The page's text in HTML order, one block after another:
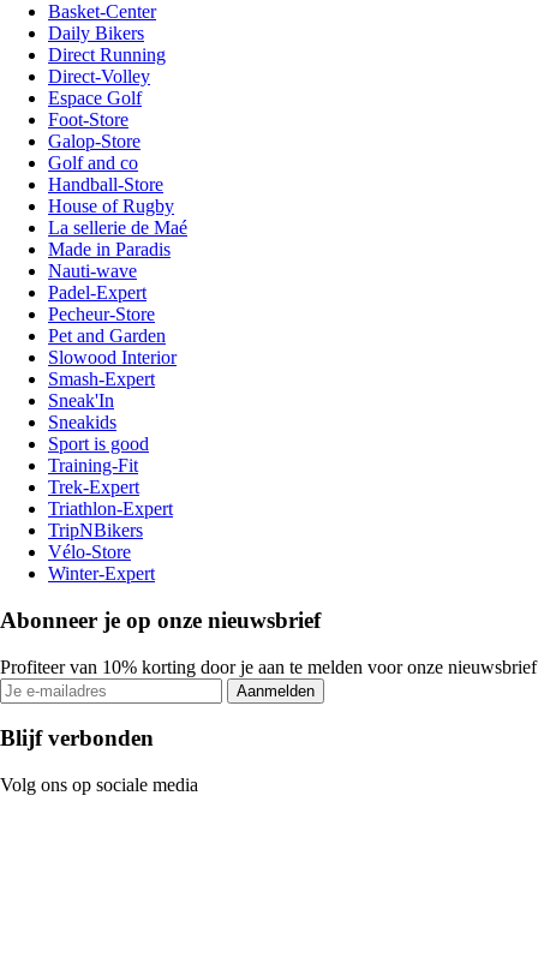
Basket-Center
Daily Bikers
Direct Running
Direct-Volley
Espace Golf
Foot-Store
Galop-Store
Golf and co
Handball-Store
House of Rugby
La sellerie de Maé
Made in Paradis
Nauti-wave
Padel-Expert
Pecheur-Store
Pet and Garden
Slowood Interior
Smash-Expert
Sneak'In
Sneakids
Sport is good
Training-Fit
Trek-Expert
Triathlon-Expert
TripNBikers
Vélo-Store
Winter-Expert
Abonneer je op onze nieuwsbrief
Profiteer van 10% korting door je aan te melden voor onze nieuwsbrief
Aanmelden
Blijf verbonden
Volg ons op sociale media